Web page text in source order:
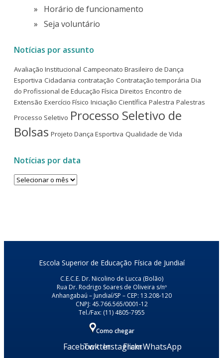
Horário de funcionamento
Seja voluntário
Notícias por assunto
Avaliação Institucional Campeonato Brasileiro de Dança
Esportiva Cidadania contratação Contratação temporária Dia
do Profissional de Educação Física Direitos Encontro de
Extensão Exercício Físico Iniciação Científica Palestra Palestras
Processo Seletivo Processo Seletivo de
Bolsas Projeto Dança Esportiva Qualidade de Vida
Notícias por data
Notícias
Escola Superior de Educação Física de Jundiaí
C.E.C.E. Dr. Nicolino de Lucca (Bolão)
Rua Dr. Rodrigo Soares de Oliveira s/nº
Anhangabaú – Jundiaí/SP – CEP: 13.208-120
CNPJ: 45.766.565/0001-12
Tel./Fax: (11) 4805-7955
Como chegar
Facebook
TwitterInstagram
FlickrWhatsApp